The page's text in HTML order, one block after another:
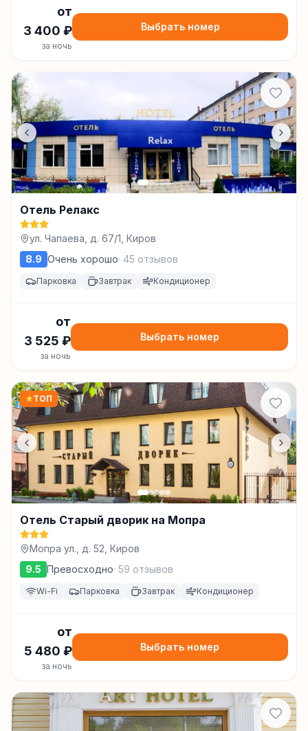
от
3 400 ₽
за ночь
Выбрать номер
Отель Релакс
ул. Чапаева, д. 67/1, Киров
8.9 Очень хорошо· 45 отзывов
Парковка Завтрак Кондиционер
от
3 525 ₽
за ночь
Выбрать номер
★ТОП
Отель Старый дворик на Мопра
Мопра ул., д. 52, Киров
9.5 Превосходно· 59 отзывов
Wi-Fi Парковка Завтрак Кондиционер
от
5 480 ₽
за ночь
Выбрать номер